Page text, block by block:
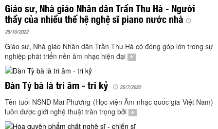
Giáo sư, Nhà giáo Nhân dân Trần Thu Hà - Người
thầy của nhiều thế hệ nghệ sĩ piano nước nhà
25/10/2022
Giáo sư, Nhà giáo Nhân dân Trần Thu Hà có đóng góp lớn trong sự
nghiệp phát triển nền âm nhạc hiện đại
+
Đàn Tỳ bà là tri âm - tri kỷ 25/7/2022
Tên tuổi NSND Mai Phương (Học viện Âm nhạc quốc gia Việt Nam)
luôn được giới nghệ thuật trân trọng bởi
+